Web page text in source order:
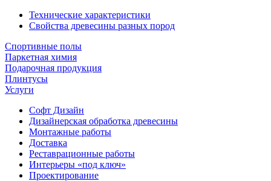
Технические характеристики
Свойства древесины разных пород
Спортивные полы
Паркетная химия
Подарочная продукция
Плинтусы
Услуги
Софт Дизайн
Дизайнерская обработка древесины
Монтажные работы
Доставка
Реставрационные работы
Интерьеры «под ключ»
Проектирование